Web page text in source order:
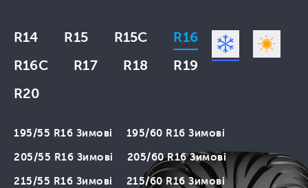
R14 R15 R15C
R16
R16C
R17 R18
R19
R20
195/55 R16 Зимові
195/60 R16 Зимові
205/55 R16 Зимові
205/60 R16 Зимові
215/55 R16 Зимові
215/60 R16 Зимові